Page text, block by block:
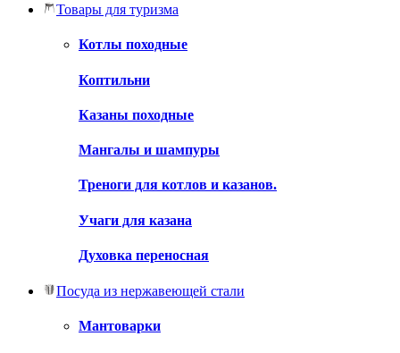
Товары для туризма
Котлы походные
Коптильни
Казаны походные
Мангалы и шампуры
Треноги для котлов и казанов.
Учаги для казана
Духовка переносная
Посуда из нержавеющей стали
Мантоварки